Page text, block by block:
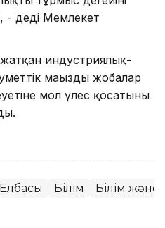
- деді Мемлекет
индустриялық-
маңызды жобалар
мол үлес қосатыны
Елбасы Білім Білім